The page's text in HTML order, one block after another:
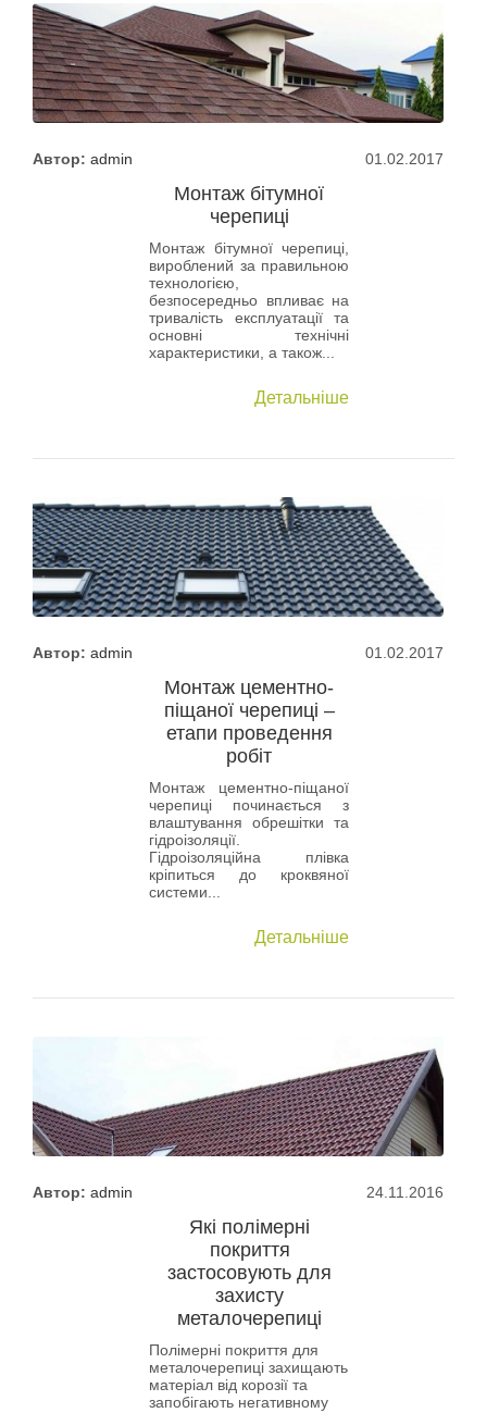
01.02.2017
Автор: admin
Монтаж бітумної
черепиці
Монтаж бітумної черепиці,
вироблений за правильною
технологією,
безпосередньо впливає на
тривалість експлуатації та
основні технічні
характеристики, а також...
Детальніше
01.02.2017
Автор: admin
Монтаж цементно-
піщаної черепиці –
етапи проведення
робіт
Монтаж цементно-піщаної
черепиці починається з
влаштування обрешітки та
гідроізоляції.
Гідроізоляційна плівка
кріпиться до кроквяної
системи...
Детальніше
24.11.2016
Автор: admin
Які полімерні
покриття
застосовують для
захисту
металочерепиці
Полімерні покриття для
металочерепиці захищають
матеріал від корозії та
запобігають негативному